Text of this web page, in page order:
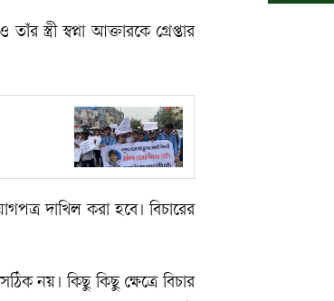
স্ত্রী স্বপ্না আক্তারকে গ্রেপ্তার
দাখিল করা হবে। বিচারের
নয়। কিছু কিছু ক্ষেত্রে বিচার